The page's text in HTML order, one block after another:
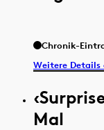
Chronik-
Weitere Details
Mal